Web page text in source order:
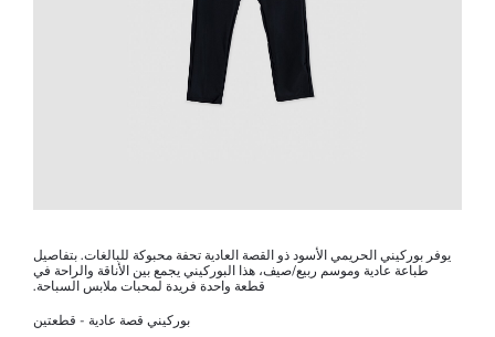
يوفر بوركيني الحريمي الأسود ذو القصة العادية تحفة محبوكة للبالغات. بتفاصيل
طباعة عادية وموسم ربيع/صيف، هذا البوركيني يجمع بين الأناقة والراحة في
قطعة واحدة فريدة لمحبات ملابس السباحة.
بوركيني قصة عادية - قطعتين